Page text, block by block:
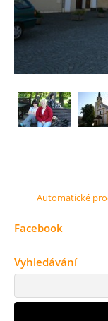
Automatické
Facebook
Vyhledávání